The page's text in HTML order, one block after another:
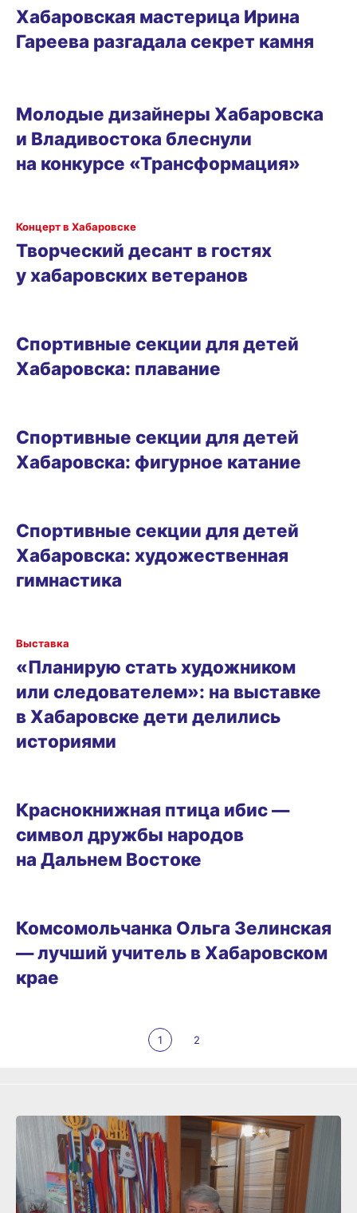
Хабаровская мастерица Ирина
Гареева разгадала секрет камня
Молодые дизайнеры Хабаровска
и Владивостока блеснули
на конкурсе «Трансформация»
Концерт в Хабаровске
Творческий десант в гостях
у хабаровских ветеранов
Спортивные секции для детей
Хабаровска: плавание
Спортивные секции для детей
Хабаровска: фигурное катание
Спортивные секции для детей
Хабаровска: художественная
гимнастика
Выставка
«Планирую стать художником
или следователем»: на выставке
в Хабаровске дети делились
историями
Краснокнижная птица ибис —
символ дружбы народов
на Дальнем Востоке
Комсомольчанка Ольга Зелинская
— лучший учитель в Хабаровском
крае
1 2